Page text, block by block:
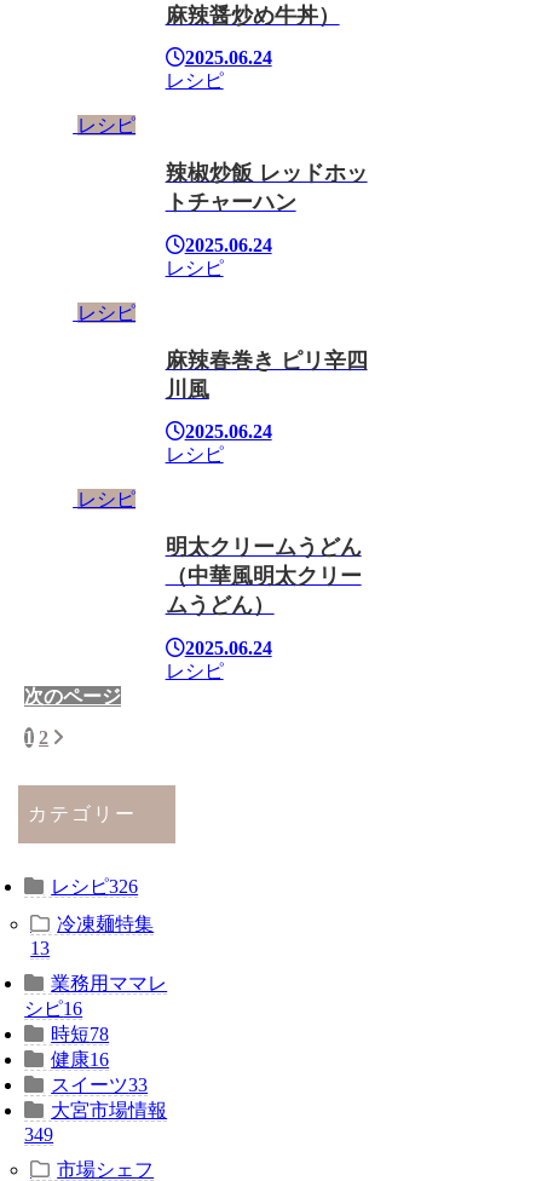
麻辣醤炒め牛丼）
2025.06.24
レシピ
レシピ
辣椒炒飯 レッドホッ
トチャーハン
2025.06.24
レシピ
レシピ
麻辣春巻き ピリ辛四
川風
2025.06.24
レシピ
レシピ
明太クリームうどん
（中華風明太クリー
ムうどん）
2025.06.24
レシピ
次のページ
1 2 次
へ
カテゴリー
レシピ326
冷凍麺特集
13
業務用ママレ
シピ16
時短78
健康16
スイーツ33
大宮市場情報
349
市場シェフ